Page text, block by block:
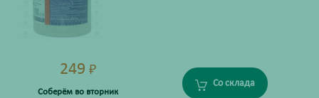
249 ₽
Соберём во вторник
Со склада